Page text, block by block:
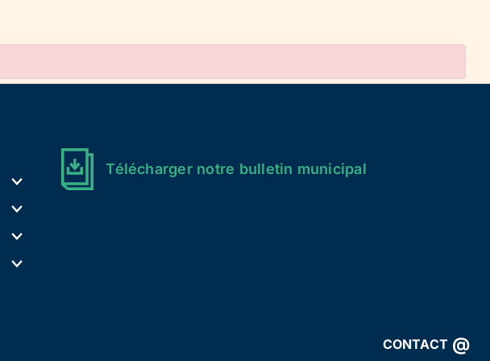
CONTACT @
Télécharger notre bulletin municipal